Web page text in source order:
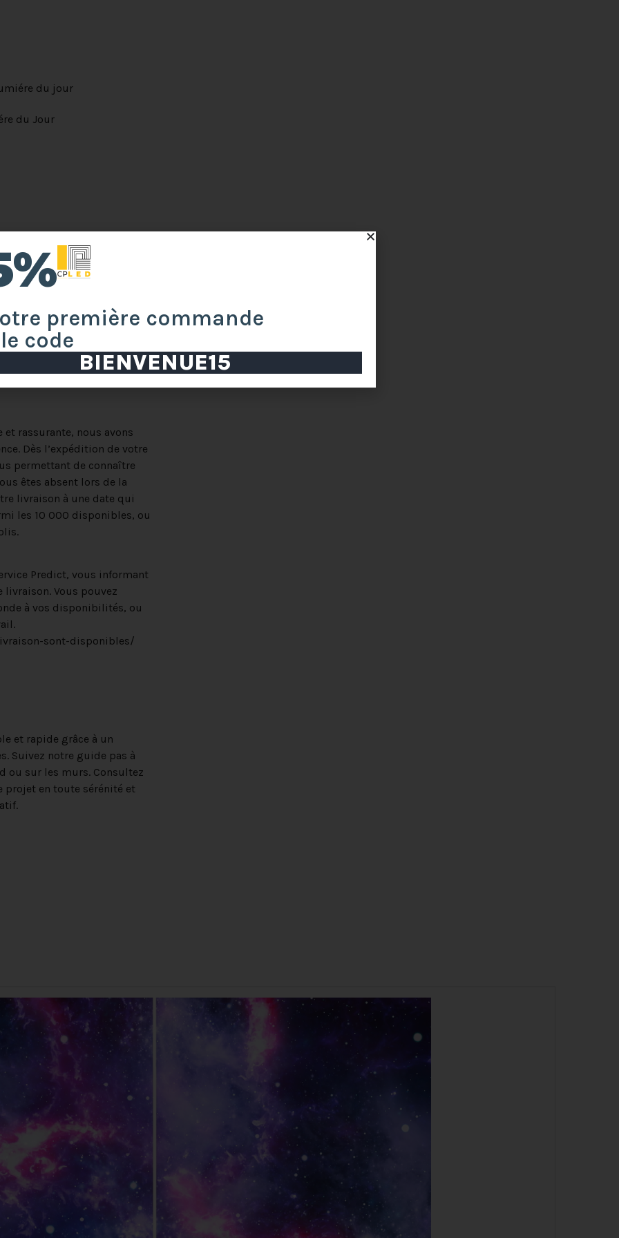
du jour
du Jour
rassurante, nous avons
Dès l’expédition de votre
permettant de connaître
êtes absent lors de la
livraison à une date qui
les 10 000 disponibles, ou
Predict, vous informant
livraison. Vous pouvez
à vos disponibilités, ou
sont-disponibles/
et rapide grâce à un
Suivez notre guide pas à
ou sur les murs. Consultez
en toute sérénité et
première commande
code
BIENVENUE15